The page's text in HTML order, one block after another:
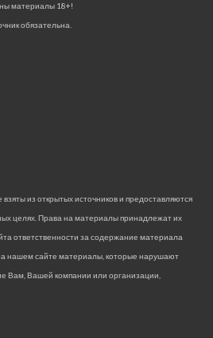
материалы 18+!
обязательна.
из открытых источников и предоставляются
целях. Права на материалы принадлежат их
ответственности за содержание материала
нашем сайте материалы, которые нарушают
Вам, Вашей компании или организации,